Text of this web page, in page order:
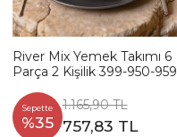
River Mix Yemek Takımı 6
Parça 2 Kişilik 399-950-959
Sepette
%35
1.165,90 TL
757,83 TL